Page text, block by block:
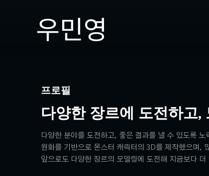
우민영
프로필
다양한 장르에 도전하고
다양한 분야를 도전하고, 좋은 결과를 낼 수 있도록 노
원화를 기반으로 몬스터 캐릭터의 3D를 제작했으며,
앞으로도 다양한 장르의 모델링에 도전해 지금보다